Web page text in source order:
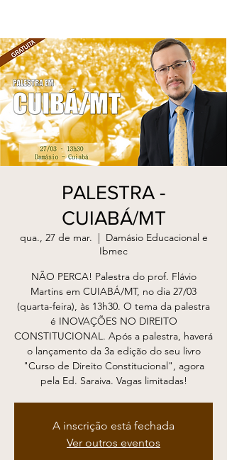
PALESTRA -
CUIABÁ/MT
qua., 27 de mar.
  |
Damásio Educacional e
Ibmec
NÃO PERCA! Palestra do prof. Flávio
Martins em CUIABÁ/MT, no dia 27/03
(quarta-feira), às 13h30. O tema da palestra
é INOVAÇÕES NO DIREITO
CONSTITUCIONAL. Após a palestra, haverá
o lançamento da 3a edição do seu livro
"Curso de Direito Constitucional", agora
pela Ed. Saraiva. Vagas limitadas!
A inscrição está fechada
Ver outros eventos